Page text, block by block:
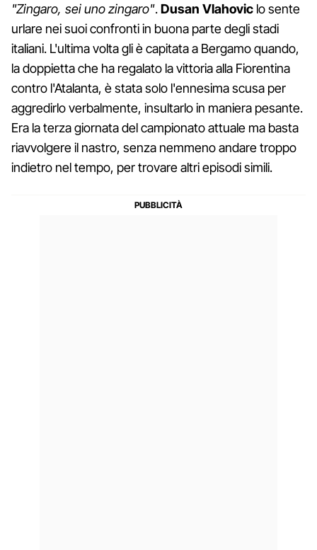
"Zingaro, sei uno zingaro".Dusan Vlahoviclo sente
urlare nei suoi confronti in buona parte degli stadi
italiani. L'ultima volta gli è capitata a Bergamo quando,
la doppietta che ha regalato la vittoria alla Fiorentina
contro l'Atalanta, è stata solo l'ennesima scusa per
aggredirlo verbalmente, insultarlo in maniera pesante.
Era la terza giornata del campionato attuale ma basta
riavvolgere il nastro, senza nemmeno andare troppo
indietro nel tempo, per trovare altri episodi simili.